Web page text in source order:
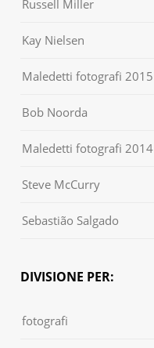
Russell Miller
Kay Nielsen
Maledetti fotografi 2015
Bob Noorda
Maledetti fotografi 2014
Steve McCurry
Sebastião Salgado
DIVISIONE PER:
fotografi